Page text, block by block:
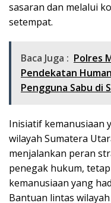
sasaran dan melalui
setempat.
Baca Juga : Polres
Pendekatan
Pengguna Sabu di
Inisiatif kemanusiaan
wilayah Sumatera
menjalankan peran
penegak hukum,
kemanusiaan yang
Bantuan lintas